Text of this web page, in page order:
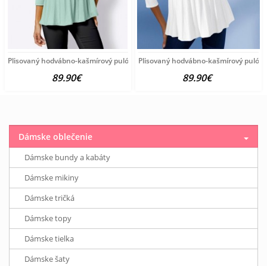
Plisovaný hodvábno-kašmírový pulóver vzhľadom Création
89.90€
Plisovaný hodvábno-kašmírový
89.90€
Dámske oblečenie
Dámske bundy a kabáty
Dámske mikiny
Dámske tričká
Dámske topy
Dámske tielka
Dámske šaty